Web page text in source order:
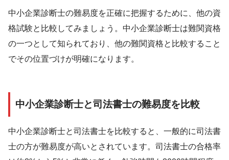
中小企業診断士の難易度を正確に把握するために、他の資
格試験と比較してみましょう。中小企業診断士は難関資格
の一つとして知られており、他の難関資格と比較すること
でその位置づけが明確になります。
中小企業診断士と司法書士の難易度を比較
中小企業診断士と司法書士を比較すると、一般的に司法書
士の方が難易度が高いとされています。司法書士の合格率